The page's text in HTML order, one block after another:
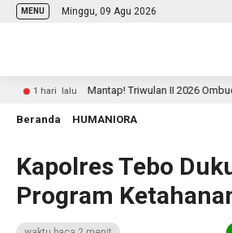
MENU Minggu, 09 Agu 2026
1 hari lalu Mantap! Triwulan II 2026
Beranda HUMANIORA
Kapolres Tebo
Program